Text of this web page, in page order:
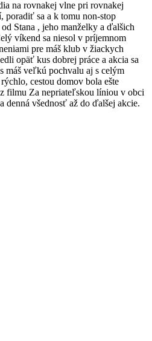
na rovnakej vlne pri rovnakej
poradiť sa a k tomu non-stop
Stana , jeho manželky a ďalšich
víkend sa niesol v príjemnom
pre máš klub v žiackych
opäť kus dobrej práce a akcia sa
máš veľkú pochvalu aj s celým
cestou domov bola ešte
filmu Za nepriateľskou líniou v obci
denná všednosť až do ďalšej akcie.